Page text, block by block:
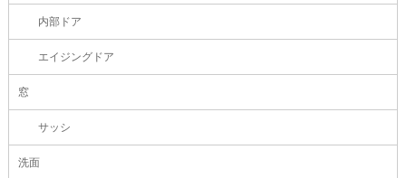
内部ドア
エイジングドア
窓
サッシ
洗面